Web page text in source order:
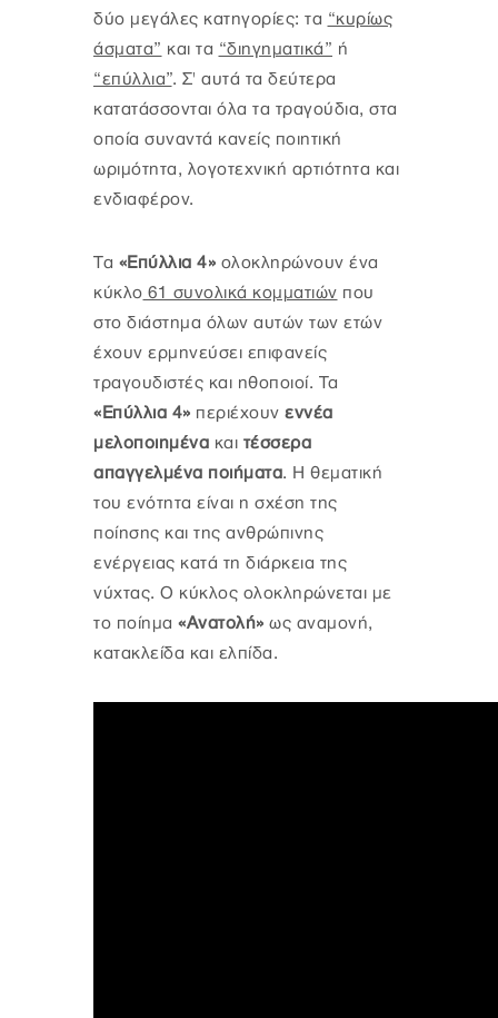
δύο μεγάλες κατηγορίες: τα “κυρίως
άσματα” και τα “διηγηματικά” ή
“επύλλια”. Σ' αυτά τα δεύτερα
κατατάσσονται όλα τα τραγούδια, στα
οποία συναντά κανείς ποιητική
ωριμότητα, λογοτεχνική αρτιότητα και
ενδιαφέρον.
Τα «Επύλλια 4» ολοκληρώνουν ένα
κύκλο 61 συνολικά κομματιών που
στο διάστημα όλων αυτών των ετών
έχουν ερμηνεύσει επιφανείς
τραγουδιστές και ηθοποιοί. Τα
«Επύλλια 4» περιέχουν εννέα
μελοποιημένα και τέσσερα
απαγγελμένα ποιήματα. Η θεματική
του ενότητα είναι η σχέση της
ποίησης και της ανθρώπινης
ενέργειας κατά τη διάρκεια της
νύχτας. Ο κύκλος ολοκληρώνεται με
το ποίημα «Ανατολή» ως αναμονή,
κατακλείδα και ελπίδα.